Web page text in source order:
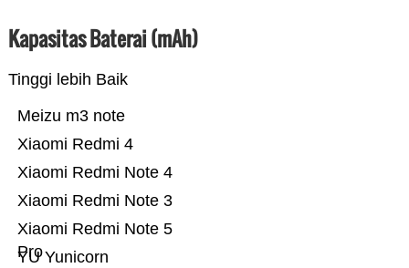
Kapasitas Baterai (mAh)
Tinggi lebih Baik
YU Yunicorn
Xiaomi Redmi Note 5
Pro
Xiaomi Redmi Note 3
Xiaomi Redmi Note 4
Xiaomi Redmi 4
Meizu m3 note